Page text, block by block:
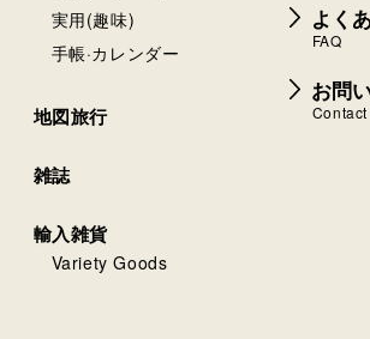
実用(趣味)
手帳·カレンダー
地図旅行
雑誌
輸入雑貨
Variety Goods
よく
FAQ
お問
Contact